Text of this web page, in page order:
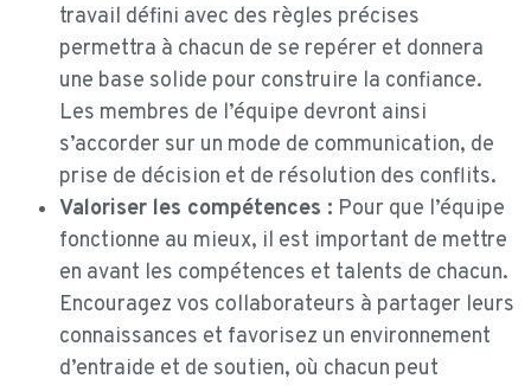
travail défini avec des règles précises
permettra à chacun de se repérer et donnera
une base solide pour construire la confiance.
Les membres de l’équipe devront ainsi
s’accorder sur un mode de communication, de
prise de décision et de résolution des conflits.
Valoriser les compétences : Pour que l’équipe
fonctionne au mieux, il est important de mettre
en avant les compétences et talents de chacun.
Encouragez vos collaborateurs à partager leurs
connaissances et favorisez un environnement
d’entraide et de soutien, où chacun peut